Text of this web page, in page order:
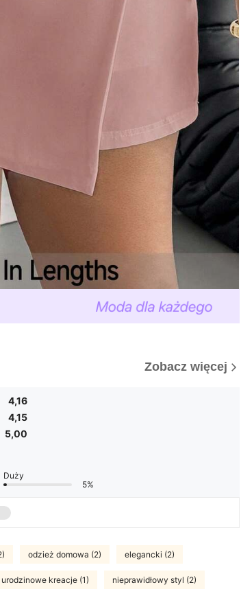
Zobacz więcej
4,16
4,15
5,00
Duży
5%
odzież domowa (2) elegancki (2)
urodzinowe kreacje (1) nieprawidłowy styl (2)